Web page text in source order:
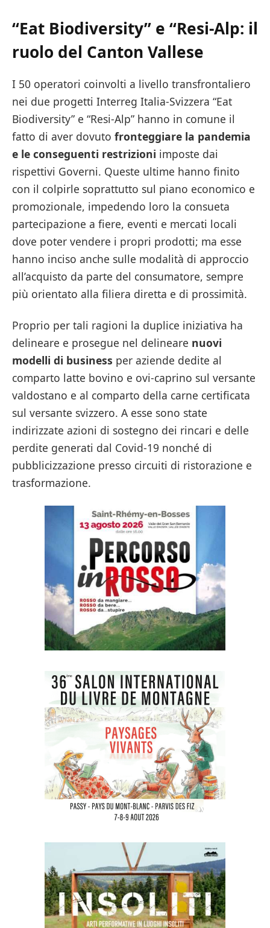
“Eat Biodiversity” e “Resi-Alp: il
ruolo del Canton Vallese
I 50 operatori coinvolti a livello transfrontaliero
nei due progetti Interreg Italia-Svizzera “Eat
Biodiversity” e “Resi-Alp” hanno in comune il
fatto di aver dovuto fronteggiare la pandemia
e le conseguenti restrizioni imposte dai
rispettivi Governi. Queste ultime hanno finito
con il colpirle soprattutto sul piano economico e
promozionale, impedendo loro la consueta
partecipazione a fiere, eventi e mercati locali
dove poter vendere i propri prodotti; ma esse
hanno inciso anche sulle modalità di approccio
all’acquisto da parte del consumatore, sempre
più orientato alla filiera diretta e di prossimità.
Proprio per tali ragioni la duplice iniziativa ha
delineare e prosegue nel delineare nuovi
modelli di business per aziende dedite al
comparto latte bovino e ovi-caprino sul versante
valdostano e al comparto della carne certificata
sul versante svizzero. A esse sono state
indirizzate azioni di sostegno dei rincari e delle
perdite generati dal Covid-19 nonché di
pubblicizzazione presso circuiti di ristorazione e
trasformazione.